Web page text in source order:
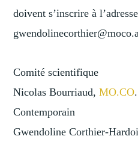
doivent s’inscrire à
Comité scientifique
Nicolas Bourriaud,MO.CO
Contemporain
Gwendoline Corthier-